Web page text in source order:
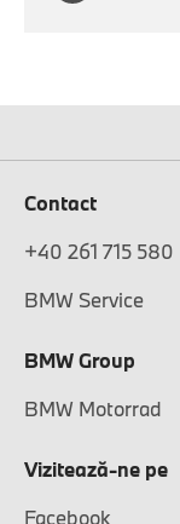
Contact
+40 261 715 580
BMW Service
BMW Group
BMW Motorrad
Vizitează-ne pe
Facebook